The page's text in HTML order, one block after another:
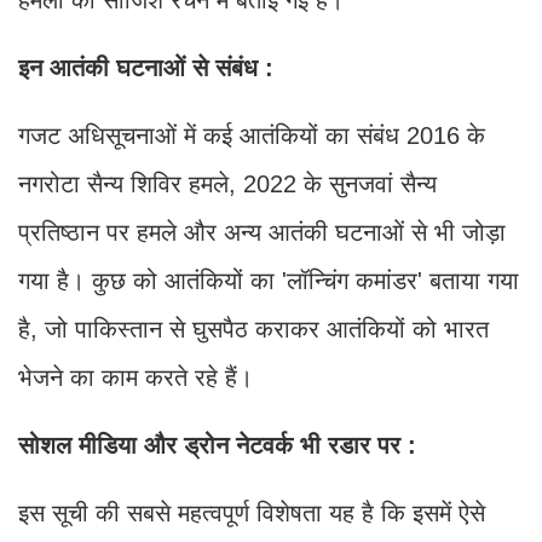
इन आतंकी घटनाओं से संबंध :
गजट अधिसूचनाओं में कई आतंकियों का संबंध 2016 के
नगरोटा सैन्य शिविर हमले, 2022 के सुनजवां सैन्य
प्रतिष्ठान पर हमले और अन्य आतंकी घटनाओं से भी जोड़ा
गया है। कुछ को आतंकियों का 'लॉन्चिंग कमांडर' बताया गया
है, जो पाकिस्तान से घुसपैठ कराकर आतंकियों को भारत
भेजने का काम करते रहे हैं।
सोशल मीडिया और ड्रोन नेटवर्क भी रडार पर :
इस सूची की सबसे महत्वपूर्ण विशेषता यह है कि इसमें ऐसे